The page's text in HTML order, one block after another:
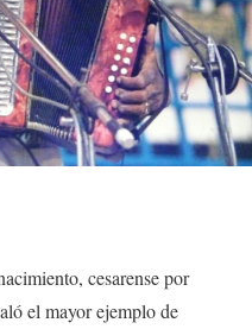
cesarense por
el mayor ejemplo de